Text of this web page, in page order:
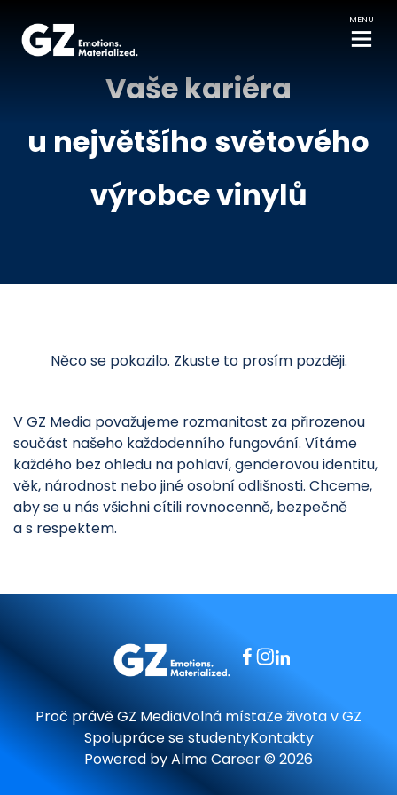
MENU
Vaše kariéra
u největšího světového
výrobce vinylů
Něco se pokazilo. Zkuste to prosím později.
V GZ Media považujeme rozmanitost za přirozenou
součást našeho každodenního fungování. Vítáme
každého bez ohledu na pohlaví, genderovou identitu,
věk, národnost nebo jiné osobní odlišnosti. Chceme,
aby se u nás všichni cítili rovnocenně, bezpečně
a s respektem.
Proč právě GZ MediaVolná místaZe života v GZ
Spolupráce se studentyKontakty
Powered byAlma Career© 2026